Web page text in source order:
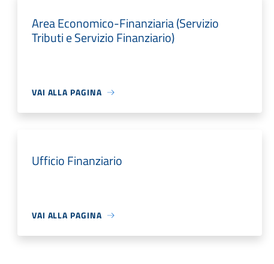
Area Economico-Finanziaria (Servizio
Tributi e Servizio Finanziario)
VAI ALLA PAGINA
Ufficio Finanziario
VAI ALLA PAGINA